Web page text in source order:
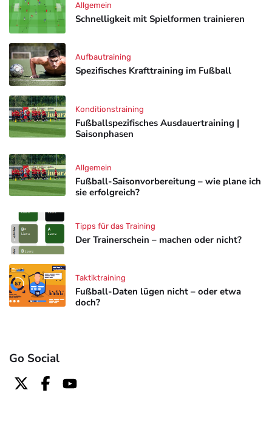
Schnelligkeit mit Spielformen trainieren
Allgemein
Spezifisches Krafttraining im Fußball
Aufbautraining
Fußballspezifisches Ausdauertraining |
Saisonphasen
Konditionstraining
Fußball-Saisonvorbereitung – wie plane ich
sie erfolgreich?
Allgemein
Der Trainerschein – machen oder nicht?
Tipps für das Training
Fußball-Daten lügen nicht – oder etwa
doch?
Taktiktraining
Go Social